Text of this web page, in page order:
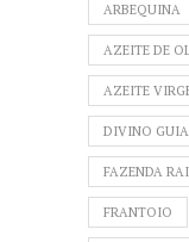
ARBEQUINA
AZEITE DE
AZEITE
DIVINO GUIA
FAZENDA
FRANTOIO